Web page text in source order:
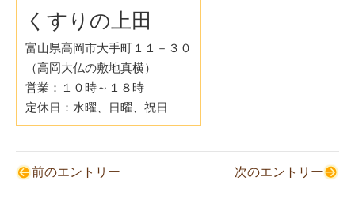
くすりの上田
富山県高岡市大手町１１－３０
（高岡大仏の敷地真横）
営業：１０時～１８時
定休日：水曜、日曜、祝日
前のエントリー 次のエントリー